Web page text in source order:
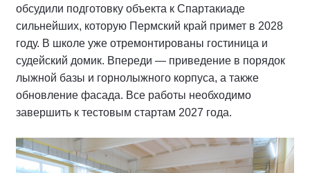
обсудили подготовку объекта к Спартакиаде
сильнейших, которую Пермский край примет в 2028
году. В школе уже отремонтированы гостиница и
судейский домик. Впереди — приведение в порядок
лыжной базы и горнолыжного корпуса, а также
обновление фасада. Все работы необходимо
завершить к тестовым стартам 2027 года.